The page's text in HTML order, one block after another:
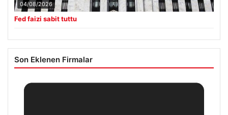
04/08/2026
Fed faizi sabit tuttu
Son Eklenen Firmalar